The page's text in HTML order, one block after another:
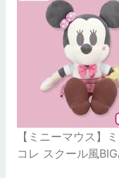
【ミニーマウス】
コレ スクール風